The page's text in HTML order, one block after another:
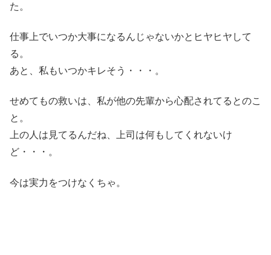
た。
仕事上でいつか大事になるんじゃないかとヒヤヒヤして
る。
あと、私もいつかキレそう・・・。
せめてもの救いは、私が他の先輩から心配されてるとのこ
と。
上の人は見てるんだね、上司は何もしてくれないけ
ど・・・。
今は実力をつけなくちゃ。